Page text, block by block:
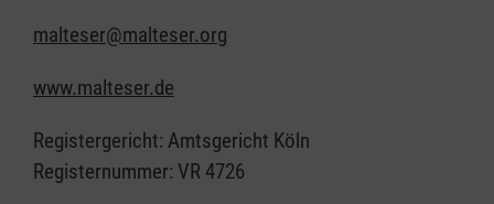
malteser@malteser.org
www.malteser.de
Registergericht: Amtsgericht Köln
Registernummer: VR 4726